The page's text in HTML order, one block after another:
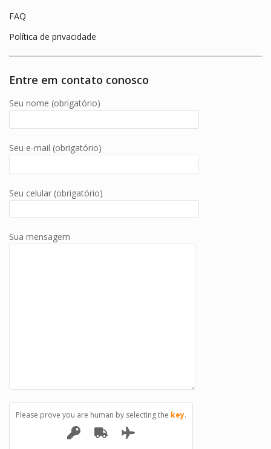
FAQ
Política de privacidade
Entre em contato conosco
Seu nome (obrigatório)
Seu e-mail (obrigatório)
Seu celular (obrigatório)
Sua mensagem
Please prove you are human by selecting the key.